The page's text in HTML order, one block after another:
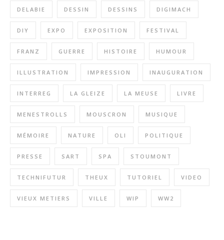
DELABIE DESSIN DESSINS DIGIMACH
DIY EXPO EXPOSITION FESTIVAL
FRANZ GUERRE HISTOIRE HUMOUR
ILLUSTRATION IMPRESSION INAUGURATION
INTERREG LA GLEIZE LA MEUSE LIVRE
MENESTROLLS MOUSCRON MUSIQUE
MÉMOIRE NATURE OLI POLITIQUE
PRESSE SART SPA STOUMONT
TECHNIFUTUR THEUX TUTORIEL VIDEO
VIEUX METIERS VILLE WIP WW2